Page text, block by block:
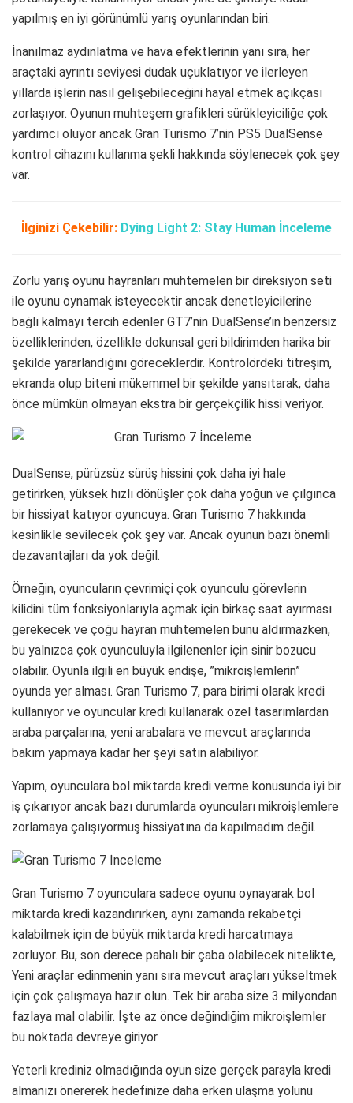
yapılmış en iyi görünümlü yarış oyunlarından biri.
İnanılmaz aydınlatma ve hava efektlerinin yanı sıra, her
araçtaki ayrıntı seviyesi dudak uçuklatıyor ve ilerleyen
yıllarda işlerin nasıl gelişebileceğini hayal etmek açıkçası
zorlaşıyor. Oyunun muhteşem grafikleri sürükleyiciliğe çok
yardımcı oluyor ancak Gran Turismo 7’nin PS5 DualSense
kontrol cihazını kullanma şekli hakkında söylenecek çok şey
var.
İlginizi Çekebilir: Dying Light 2: Stay Human İnceleme
Zorlu yarış oyunu hayranları muhtemelen bir direksiyon seti
ile oyunu oynamak isteyecektir ancak denetleyicilerine
bağlı kalmayı tercih edenler GT7’nin DualSense’in benzersiz
özelliklerinden, özellikle dokunsal geri bildirimden harika bir
şekilde yararlandığını göreceklerdir. Kontrolördeki titreşim,
ekranda olup biteni mükemmel bir şekilde yansıtarak, daha
önce mümkün olmayan ekstra bir gerçekçilik hissi veriyor.
DualSense, pürüzsüz sürüş hissini çok daha iyi hale
getirirken, yüksek hızlı dönüşler çok daha yoğun ve çılgınca
bir hissiyat katıyor oyuncuya. Gran Turismo 7 hakkında
kesinlikle sevilecek çok şey var. Ancak oyunun bazı önemli
dezavantajları da yok değil.
Örneğin, oyuncuların çevrimiçi çok oyunculu görevlerin
kilidini tüm fonksiyonlarıyla açmak için birkaç saat ayırması
gerekecek ve çoğu hayran muhtemelen bunu aldırmazken,
bu yalnızca çok oyunculuyla ilgilenenler için sinir bozucu
olabilir. Oyunla ilgili en büyük endişe, ”mikroişlemlerin”
oyunda yer alması. Gran Turismo 7, para birimi olarak kredi
kullanıyor ve oyuncular kredi kullanarak özel tasarımlardan
araba parçalarına, yeni arabalara ve mevcut araçlarında
bakım yapmaya kadar her şeyi satın alabiliyor.
Yapım, oyunculara bol miktarda kredi verme konusunda iyi bir
iş çıkarıyor ancak bazı durumlarda oyuncuları mikroişlemlere
zorlamaya çalışıyormuş hissiyatına da kapılmadım değil.
Gran Turismo 7 oyunculara sadece oyunu oynayarak bol
miktarda kredi kazandırırken, aynı zamanda rekabetçi
kalabilmek için de büyük miktarda kredi harcatmaya
zorluyor. Bu, son derece pahalı bir çaba olabilecek nitelikte,
Yeni araçlar edinmenin yanı sıra mevcut araçları yükseltmek
için çok çalışmaya hazır olun. Tek bir araba size 3 milyondan
fazlaya mal olabilir. İşte az önce değindiğim mikroişlemler
bu noktada devreye giriyor.
Yeterli krediniz olmadığında oyun size gerçek parayla kredi
almanızı önererek hedefinize daha erken ulaşma yolunu